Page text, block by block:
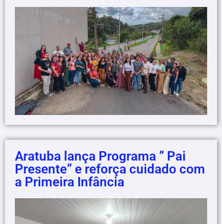
Aratuba lança Programa ” Pai
Presente” e reforça cuidado com
a Primeira Infância